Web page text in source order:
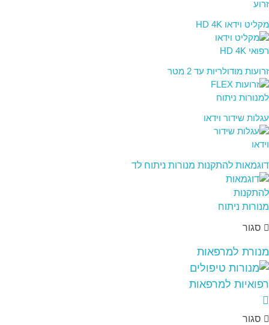
מקליט וידאו HD 4K
זרועות מודולריות עד 2 מטר
עגלות שידור וידאו
דוגמאות להתקנות מנורות ניתוח לד
סגור
מנורת למרפאות
סגור